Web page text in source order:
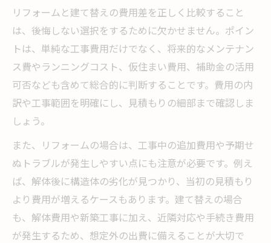
リフォームと建て替えの費用差を正しく比較すること
は、後悔しない選択をするために欠かせません。ポイン
トは、単純な工事費用だけでなく、将来的なメンテナン
ス費やランニングコスト、仮住まい費用、補助金の活用
可否なども含めて総合的に判断することです。費用の内
訳や工事範囲を明確にし、見積もりの細部まで確認しま
しょう。
また、リフォームの場合は、工事中の追加費用や予期せ
ぬトラブルが発生しやすい点にも注意が必要です。例え
ば、解体後に構造体の劣化が見つかり、当初の見積もり
より費用が増えるケースもあります。建て替えの場合
も、解体費用や新築工事に加え、近隣対応や手続き費用
が発生するため、想定外の出費に備えることが大切で